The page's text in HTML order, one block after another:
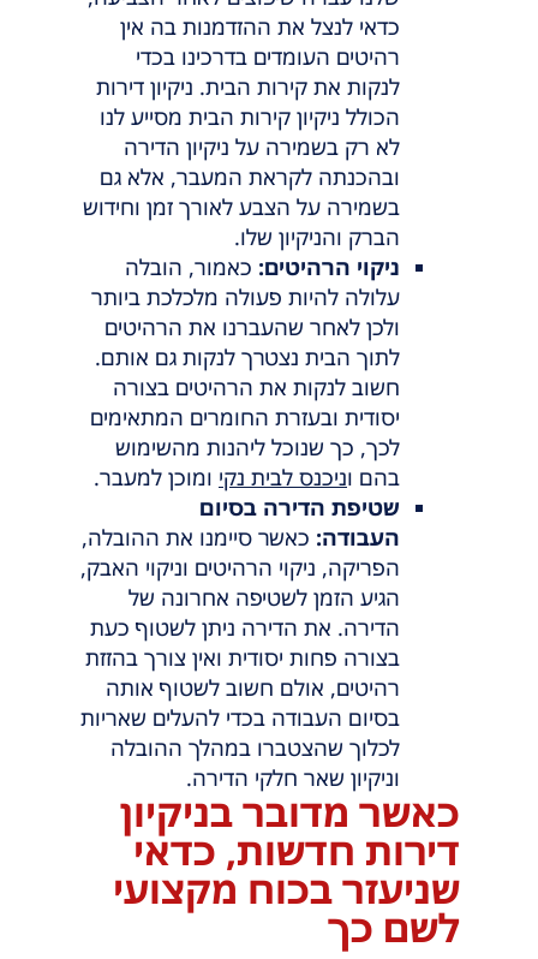
כדאי לנצל את ההזדמנות בה אין
רהיטים העומדים בדרכינו בכדי
לנקות את קירות הבית. ניקיון דירות
הכולל ניקיון קירות הבית מסייע לנו
לא רק בשמירה על ניקיון הדירה
ובהכנתה לקראת המעבר, אלא גם
בשמירה על הצבע לאורך זמן וחידוש
הברק והניקיון שלו.
ניקוי הרהיטים: כאמור, הובלה
עלולה להיות פעולה מלכלכת ביותר
ולכן לאחר שהעברנו את הרהיטים
לתוך הבית נצטרך לנקות גם אותם.
חשוב לנקות את הרהיטים בצורה
יסודית ובעזרת החומרים המתאימים
לכך, כך שנוכל ליהנות מהשימוש
בהם וניכנס לבית נקי ומוכן למעבר.
שטיפת הדירה בסיום
העבודה: כאשר סיימנו את ההובלה,
הפריקה, ניקוי הרהיטים וניקוי האבק,
הגיע הזמן לשטיפה אחרונה של
הדירה. את הדירה ניתן לשטוף כעת
בצורה פחות יסודית ואין צורך בהזזת
רהיטים, אולם חשוב לשטוף אותה
בסיום העבודה בכדי להעלים שאריות
לכלוך שהצטברו במהלך ההובלה
וניקיון שאר חלקי הדירה.
כאשר מדובר בניקיון
דירות חדשות, כדאי
שניעזר בכוח מקצועי
לשם כך